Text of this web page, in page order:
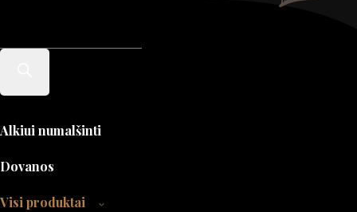
Alkiui numalšinti
Dovanos
Visi produktai